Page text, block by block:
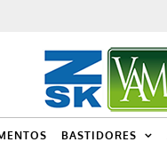
BASTIDORES